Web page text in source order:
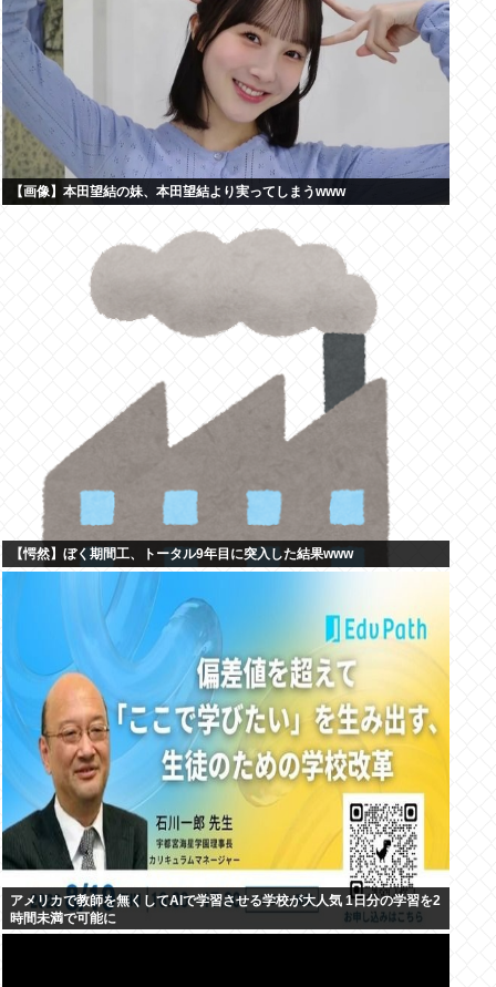
【画像】本田望結の妹、本田望結より実ってしまうwww
【愕然】ぼく期間工、トータル9年目に突入した結果www
アメリカで教師を無くしてAIで学習させる学校が大人気 1日分の学習を2
時間未満で可能に